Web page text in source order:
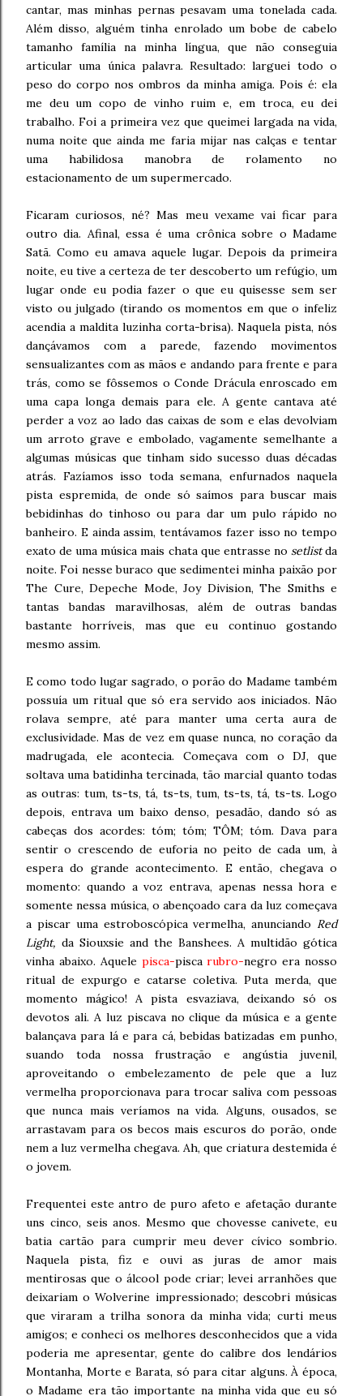
cantar, mas minhas pernas pesavam uma tonelada cada.
Além disso, alguém tinha enrolado um bobe de cabelo
tamanho família na minha língua, que não conseguia
articular uma única palavra. Resultado: larguei todo o
peso do corpo nos ombros da minha amiga. Pois é: ela
me deu um copo de vinho ruim e, em troca, eu dei
trabalho. Foi a primeira vez que queimei largada na vida,
numa noite que ainda me faria mijar nas calças e tentar
uma habilidosa manobra de rolamento no
estacionamento de um supermercado.
Ficaram curiosos, né? Mas meu vexame vai ficar para
outro dia. Afinal, essa é uma crônica sobre o Madame
Satã. Como eu amava aquele lugar. Depois da primeira
noite, eu tive a certeza de ter descoberto um refúgio, um
lugar onde eu podia fazer o que eu quisesse sem ser
visto ou julgado (tirando os momentos em que o infeliz
acendia a maldita luzinha corta-brisa). Naquela pista, nós
dançávamos com a parede, fazendo movimentos
sensualizantes com as mãos e andando para frente e para
trás, como se fôssemos o Conde Drácula enroscado em
uma capa longa demais para ele. A gente cantava até
perder a voz ao lado das caixas de som e elas devolviam
um arroto grave e embolado, vagamente semelhante a
algumas músicas que tinham sido sucesso duas décadas
atrás. Fazíamos isso toda semana, enfurnados naquela
pista espremida, de onde só saímos para buscar mais
bebidinhas do tinhoso ou para dar um pulo rápido no
banheiro. E ainda assim, tentávamos fazer isso no tempo
exato de uma música mais chata que entrasse no setlistda
noite. Foi nesse buraco que sedimentei minha paixão por
The Cure, Depeche Mode, Joy Division, The Smiths e
tantas bandas maravilhosas, além de outras bandas
bastante horríveis, mas que eu continuo gostando
mesmo assim.
E como todo lugar sagrado, o porão do Madame também
possuía um ritual que só era servido aos iniciados. Não
rolava sempre, até para manter uma certa aura de
exclusividade. Mas de vez em quase nunca, no coração da
madrugada, ele acontecia. Começava com o DJ, que
soltava uma batidinha tercinada, tão marcial quanto todas
as outras: tum, ts-ts, tá, ts-ts, tum, ts-ts, tá, ts-ts. Logo
depois, entrava um baixo denso, pesadão, dando só as
cabeças dos acordes: tóm; tóm; TÔM; tóm. Dava para
sentir o crescendo de euforia no peito de cada um, à
espera do grande acontecimento. E então, chegava o
momento: quando a voz entrava, apenas nessa hora e
somente nessa música, o abençoado cara da luz começava
a piscar uma estroboscópica vermelha, anunciando Red
Light, da Siouxsie and the Banshees. A multidão gótica
vinha abaixo. Aquele pisca-piscarubro-negro era nosso
ritual de expurgo e catarse coletiva. Puta merda, que
momento mágico! A pista esvaziava, deixando só os
devotos ali. A luz piscava no clique da música e a gente
balançava para lá e para cá, bebidas batizadas em punho,
suando toda nossa frustração e angústia juvenil,
aproveitando o embelezamento de pele que a luz
vermelha proporcionava para trocar saliva com pessoas
que nunca mais veríamos na vida. Alguns, ousados, se
arrastavam para os becos mais escuros do porão, onde
nem a luz vermelha chegava. Ah, que criatura destemida é
o jovem.
Frequentei este antro de puro afeto e afetação durante
uns cinco, seis anos. Mesmo que chovesse canivete, eu
batia cartão para cumprir meu dever cívico sombrio.
Naquela pista, fiz e ouvi as juras de amor mais
mentirosas que o álcool pode criar; levei arranhões que
deixariam o Wolverine impressionado; descobri músicas
que viraram a trilha sonora da minha vida; curti meus
amigos; e conheci os melhores desconhecidos que a vida
poderia me apresentar, gente do calibre dos lendários
Montanha, Morte e Barata, só para citar alguns. À época,
o Madame era tão importante na minha vida que eu só